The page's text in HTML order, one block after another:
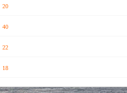
20
40
22
18